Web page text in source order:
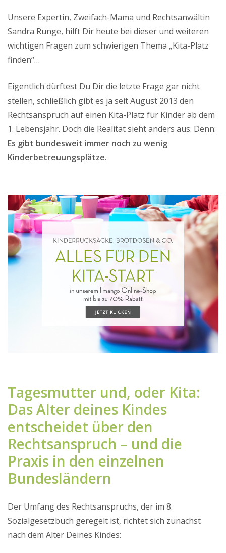
Unsere Expertin, Zweifach-Mama und Rechtsanwältin
Sandra Runge, hilft Dir heute bei dieser und weiteren
wichtigen Fragen zum schwierigen Thema „Kita-Platz
finden“…
Eigentlich dürftest Du Dir die letzte Frage gar nicht
stellen, schließlich gibt es ja seit August 2013 den
Rechtsanspruch auf einen Kita-Platz für Kinder ab dem
1. Lebensjahr. Doch die Realität sieht anders aus. Denn:
Es gibt bundesweit immer noch zu wenig
Kinderbetreuungsplätze.
Tagesmutter und, oder Kita:
Das Alter deines Kindes
entscheidet über den
Rechtsanspruch – und die
Praxis in den einzelnen
Bundesländern
Der Umfang des Rechtsanspruchs, der im 8.
Sozialgesetzbuch geregelt ist, richtet sich zunächst
nach dem Alter Deines Kindes: